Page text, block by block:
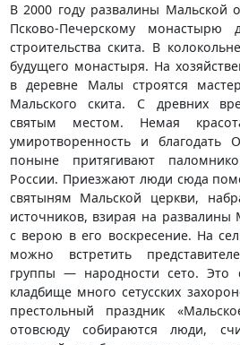
В 2000 году развалины Мальской
Псково-Печерскому монастырю
строительства скита. В
будущего монастыря. На
в деревне Малы строятся
Мальского скита. С древних
святым местом. Немая
умиротворенность и благодать
поныне притягивают
России. Приезжают люди сюда
святыням Мальской церкви,
источников, взирая на развалины
с верою в его воскресение. На
можно встретить
группы — народности сето. Это
кладбище много сетусских
престольный праздник
отовсюду собираются люди,